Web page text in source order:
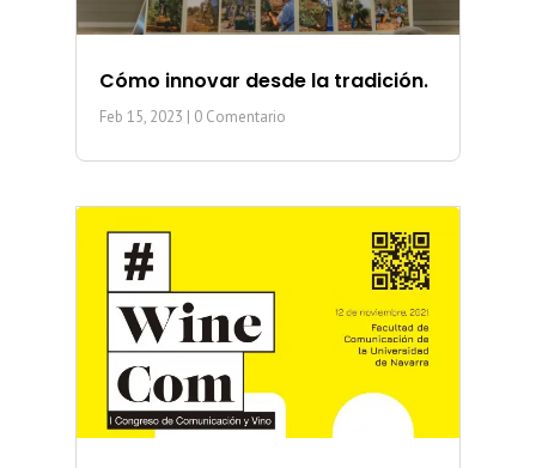
Cómo innovar desde la tradición.
Feb 15, 2023 | 0 Comentario